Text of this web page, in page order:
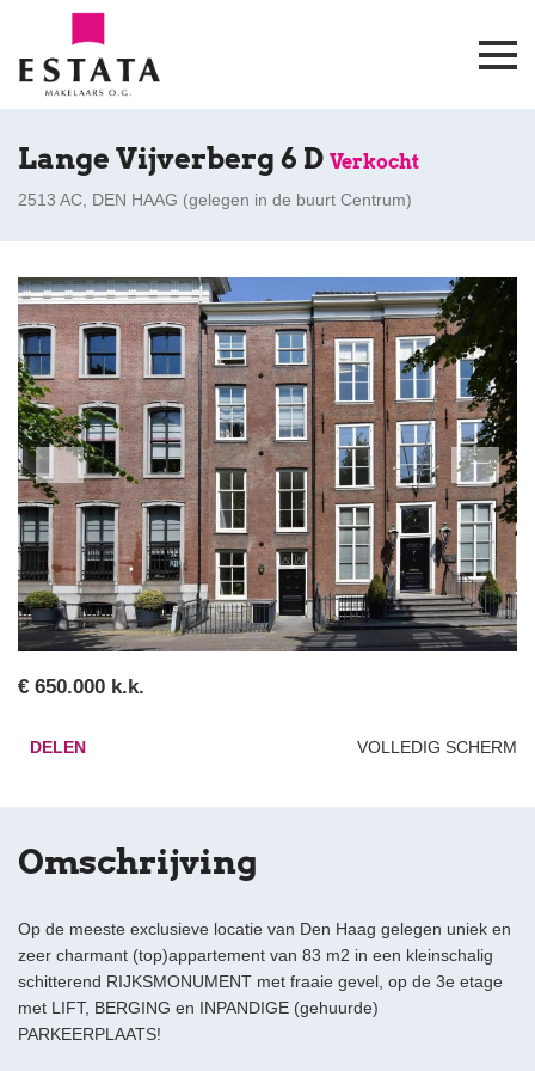
Lange Vijverberg 6 D Verkocht
2513 AC, DEN HAAG (gelegen in de buurt Centrum)
€ 650.000 k.k.
DELEN VOLLEDIG SCHERM
Omschrijving
Op de meeste exclusieve locatie van Den Haag gelegen uniek en
zeer charmant (top)appartement van 83 m2 in een kleinschalig
schitterend RIJKSMONUMENT met fraaie gevel, op de 3e etage
met LIFT, BERGING en INPANDIGE (gehuurde)
PARKEERPLAATS!